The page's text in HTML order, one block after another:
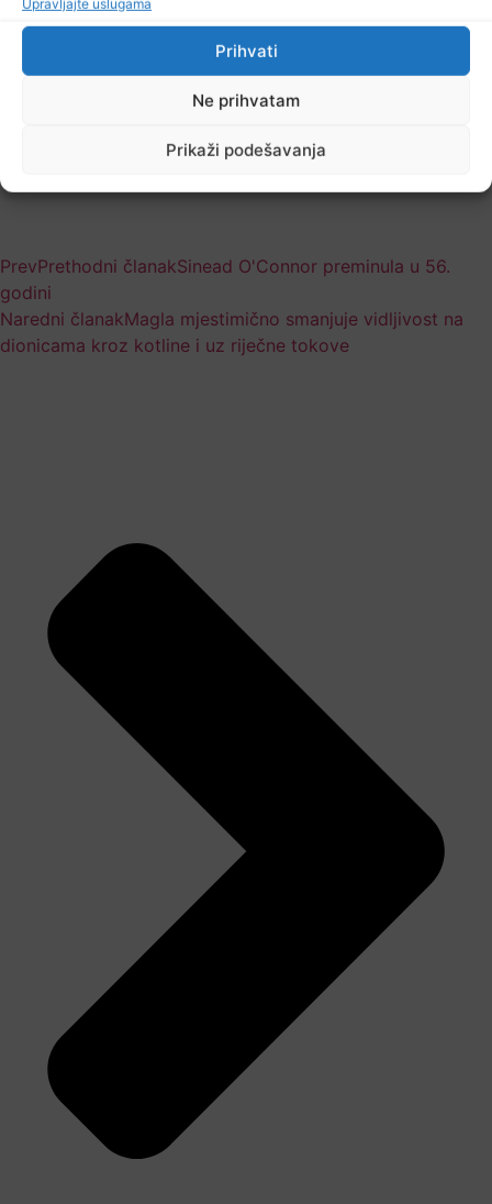
Upravljajte uslugama
Prihvati
Ne prihvatam
Prikaži podešavanja
PrevPrethodni članakSinead O'Connor preminula u 56.
godini
Naredni članakMagla mjestimično smanjuje vidljivost na
dionicama kroz kotline i uz riječne tokove